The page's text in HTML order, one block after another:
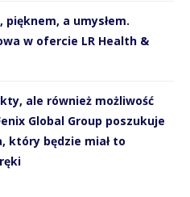
a umysłem.
w ofercie LR Health &
ale również możliwość
Global Group poszukuje
który będzie miał to